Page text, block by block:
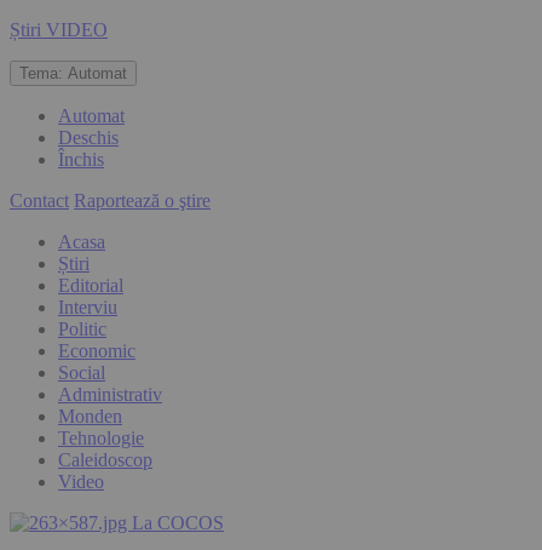
Știri VIDEO
Tema: Automat
Automat
Deschis
Închis
Contact Raportează o ştire
Acasa
Știri
Editorial
Interviu
Politic
Economic
Social
Administrativ
Monden
Tehnologie
Caleidoscop
Video